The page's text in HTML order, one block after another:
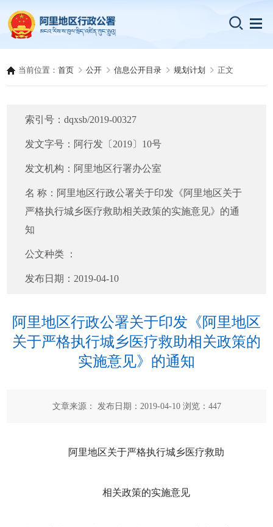
当前位置：首页 公开 信息公开目录 规划计划 正文
索引号：dqxsb/2019-00327
发文字号： 阿行发〔2019〕10号
发文机构： 阿里地区行署办公室
名 称： 阿里地区行政公署关于印发《阿里地区关于
严格执行城乡医疗救助相关政策的实施意见》的通
知
公文种类 ：
发布日期： 2019-04-10
阿里地区行政公署关于印发《阿里地区
关于严格执行城乡医疗救助相关政策的
实施意见》的通知
文章来源： 发布日期：2019-04-10 浏览： 447
阿里地区关于严格执行城乡医疗救助
相关政策的实施意见